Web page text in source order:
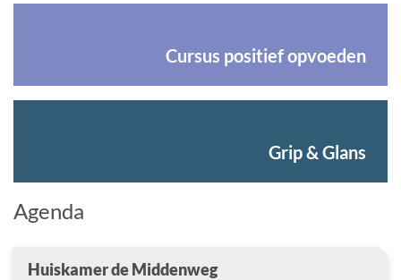
Cursus positief opvoeden
Grip & Glans
Agenda
Huiskamer de Middenweg